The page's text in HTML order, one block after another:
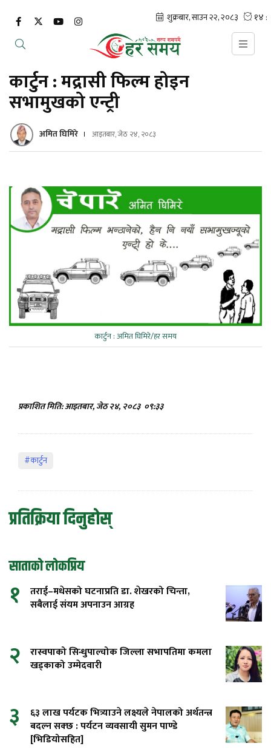
कार्टुन : मद्रासी फिल्म होइन
सभामुखको एन्ट्री
अमित घिमिरे आइतबार, जेठ २४, २०८३
कार्टुन : अमित घिमिरे/हर समय
प्रकाशित मिति: आइतबार, जेठ २४, २०८३ ०९:३३
#कार्टुन
प्रतिक्रिया दिनुहोस्
साताको लोकप्रिय
१
तराई–मधेसको घटनाप्रति डा. शेखरको चिन्ता,
सबैलाई संयम अपनाउन आग्रह
२
रास्वपाको सिन्धुपाल्चोक जिल्ला सभापतिमा कमला
खड्काको उम्मेदवारी
३
६३ लाख पर्यटक भित्र्याउने लक्ष्यले नेपालको अर्थतन्त्र
बदल्न सक्छ : पर्यटन व्यवसायी सुमन पाण्डे
[भिडियोसहित]